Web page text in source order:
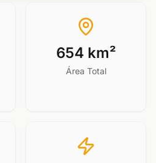
654 km²
Área Total